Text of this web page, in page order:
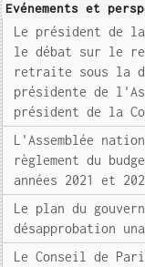
Evénements et
Le président de la
le débat sur le
retraite sous la
présidente de
président de la
L'Assemblée
règlement du
années 2021 et
Le plan du
désapprobation
Le Conseil de